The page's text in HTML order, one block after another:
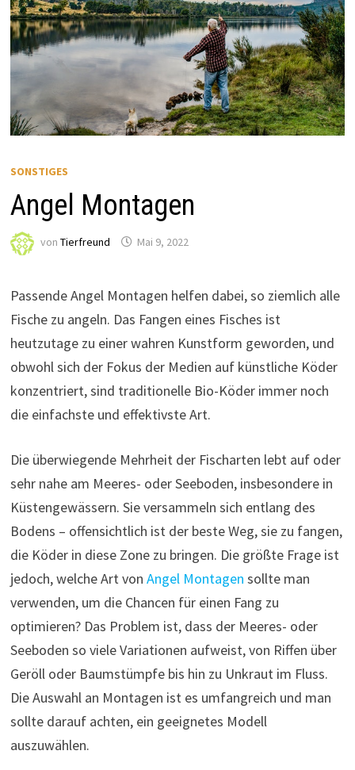
SONSTIGES
Angel Montagen
von Tierfreund Mai 9, 2022
Passende Angel Montagen helfen dabei, so ziemlich alle
Fische zu angeln. Das Fangen eines Fisches ist
heutzutage zu einer wahren Kunstform geworden, und
obwohl sich der Fokus der Medien auf künstliche Köder
konzentriert, sind traditionelle Bio-Köder immer noch
die einfachste und effektivste Art.
Die überwiegende Mehrheit der Fischarten lebt auf oder
sehr nahe am Meeres- oder Seeboden, insbesondere in
Küstengewässern. Sie versammeln sich entlang des
Bodens – offensichtlich ist der beste Weg, sie zu fangen,
die Köder in diese Zone zu bringen. Die größte Frage ist
jedoch, welche Art von Angel Montagen sollte man
verwenden, um die Chancen für einen Fang zu
optimieren? Das Problem ist, dass der Meeres- oder
Seeboden so viele Variationen aufweist, von Riffen über
Geröll oder Baumstümpfe bis hin zu Unkraut im Fluss.
Die Auswahl an Montagen ist es umfangreich und man
sollte darauf achten, ein geeignetes Modell
auszuwählen.